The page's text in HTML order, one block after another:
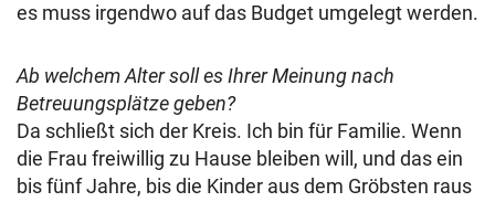
es muss irgendwo auf das Budget umgelegt werden.
Ab welchem Alter soll es Ihrer Meinung nach
Betreuungsplätze geben?
Da schließt sich der Kreis. Ich bin für Familie. Wenn
die Frau freiwillig zu Hause bleiben will, und das ein
bis fünf Jahre, bis die Kinder aus dem Gröbsten raus